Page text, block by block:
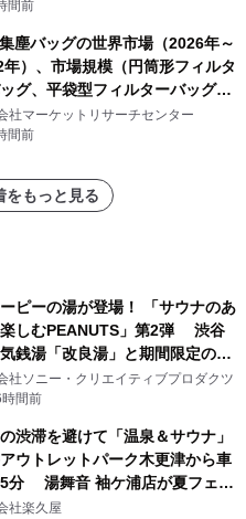
間前
塵バッグの世界市場（2026年～
年）、市場規模（円筒形フィルタ
グ、平袋型フィルターバッグ、
ツフィルターバッグ、その
分析レポートを発表
社マーケットリサーチセンター
間前
をもっと見る
ピーの湯が登場！ 「サウナのあ
楽しむPEANUTS」第2弾 渋谷
銭湯「改良湯」と期間限定のコ
ーション サウナイキタイコラ
ズも発売決定！
社ソニー・クリエイティブプロダクツ
間前
渋滞を避けて「温泉＆サウナ」
ウトレットパーク木更津から車
分 湯舞音 袖ケ浦店が夏フェア
ーを提供
社楽久屋